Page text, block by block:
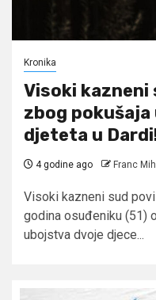
Kronika
Visoki kazneni
zbog
djeteta u
4 godine ago Franc
Visoki kazneni sud
godina osuđeniku (51)
ubojstva dvoje djece...